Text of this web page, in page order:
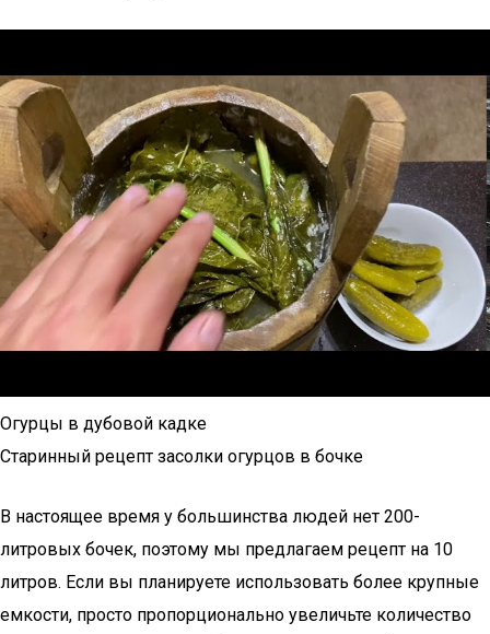
Огурцы в дубовой кадке
Старинный рецепт засолки огурцов в бочке
В настоящее время у большинства людей нет 200-
литровых бочек, поэтому мы предлагаем рецепт на 10
литров. Если вы планируете использовать более крупные
емкости, просто пропорционально увеличьте количество